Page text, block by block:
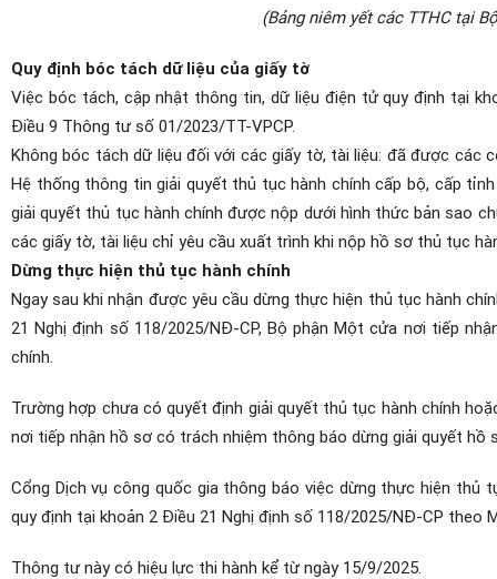
(Bảng niêm yết các TTHC tại
Quy định bóc tách dữ liệu của giấy tờ
Việc bóc tách, cập nhật thông tin, dữ liệu điện tử quy định tại
Điều 9 Thông tư số 01/2023/TT-VPCP.
Không bóc tách dữ liệu đối với các giấy tờ, tài liệu: đã được các
Hệ thống thông tin giải quyết thủ tục hành chính cấp bộ, cấp
giải quyết thủ tục hành chính được nộp dưới hình thức bản sao
các giấy tờ, tài liệu chỉ yêu cầu xuất trình khi nộp hồ sơ thủ tục
Dừng thực hiện thủ tục hành chính
Ngay sau khi nhận được yêu cầu dừng thực hiện thủ tục hành
21 Nghị định số 118/2025/NĐ-CP, Bộ phận Một cửa nơi tiếp
chính.
Trường hợp chưa có quyết định giải quyết thủ tục hành chính
nơi tiếp nhận hồ sơ có trách nhiệm thông báo dừng giải quyết
Cổng Dịch vụ công quốc gia thông báo việc dừng thực hiện
quy định tại khoản 2 Điều 21 Nghị định số 118/2025/NĐ-CP theo
Thông tư này có hiệu lực thi hành kể từ ngày 15/9/2025.